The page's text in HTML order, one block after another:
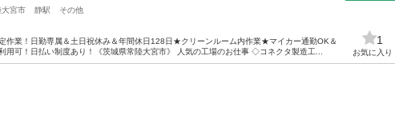
大宮市 静駅 その他
作業！日勤専属＆土日祝休み＆年間休日128日★クリーンルーム内作業★マイカー通勤OK＆
用可！日払い制度あり！《茨城県常陸大宮市》 人気の工場のお仕事 ◇コネクタ製造工...
1
お気に入り